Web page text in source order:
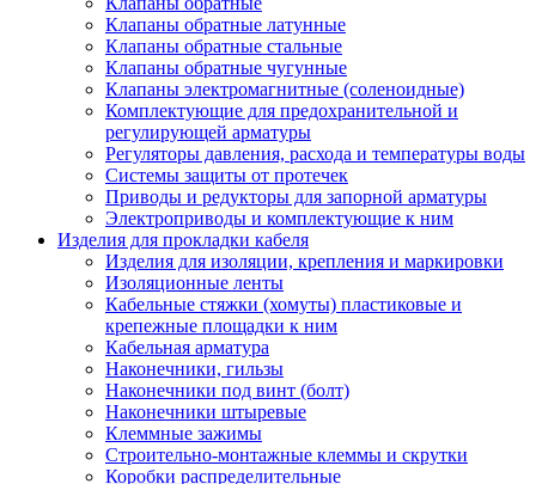
Клапаны обратные латунные
Клапаны обратные стальные
Клапаны обратные чугунные
Клапаны электромагнитные (соленоидные)
Комплектующие для предохранительной и
регулирующей арматуры
Регуляторы давления, расхода и температуры воды
Системы защиты от протечек
Приводы и редукторы для запорной арматуры
Электроприводы и комплектующие к ним
Изделия для прокладки кабеля
Изделия для изоляции, крепления и маркировки
Изоляционные ленты
Кабельные стяжки (хомуты) пластиковые и
крепежные площадки к ним
Кабельная арматура
Наконечники, гильзы
Наконечники под винт (болт)
Наконечники штыревые
Клеммные зажимы
Строительно-монтажные клеммы и скрутки
Коробки распределительные